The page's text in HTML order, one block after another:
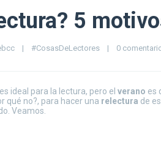
5
| #CosasDeLectores | 0
ideal para la lectura, pero el verano es
qué no?, para hacer una relectura de
Veamos.